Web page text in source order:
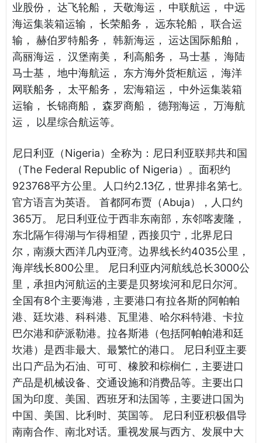
业股份， 达飞轮船， 天敬海运， 中联航运， 中远
海运集装箱运输， 长荣船务， 远东轮船， 联合运
输， 赫伯罗特船务， 韩新海运， 运达国际船舶，
高丽海运， 汉堡南美， 利高船务， 马士基， 海陆
马士基， 地中海航运， 东方海外货柜航运， 海洋
网联船务， 太平船务， 宏海箱运， 中外运集装箱
运输， 长锦商船， 森罗商船， 德翔海运， 万海航
运， 以星综合航运等。
尼日利亚（Nigeria）全称为：尼日利亚联邦共和国
（The Federal Republic of Nigeria）。面积约
923768平方公里。人口约2.13亿，世界排名第七。
官方语言为英语。 首都阿布贾（Abuja），人口约
365万。 尼日利亚位于西非东南部，东邻喀麦隆，
东北隔乍得湖与乍得相望，西接贝宁，北界尼日
尔，南濒大西洋几内亚湾。边界线长约4035公里，
海岸线长800公里。 尼日利亚内河航线总长3000公
里，承担内河航运的主要是贝努埃河和尼日尔河。
全国有8个主要海港，主要港口有拉各斯的阿帕帕
港、廷坎港、科科港、瓦里港、哈尔科特港、卡拉
巴尔港和萨派勒港。拉各斯港（包括阿帕帕港和廷
坎港）是西非最大、最繁忙的港口。 尼日利亚主要
出口产品为石油、可可、橡胶和棕榈仁，主要进口
产品是机械设备、交通设施和消费品等。主要出口
国为印度、美国、西班牙和法国等，主要进口国为
中国、美国、比利时、英国等。 尼日利亚积极倡导
南南合作、南北对话。重视发展与西方、发展中大